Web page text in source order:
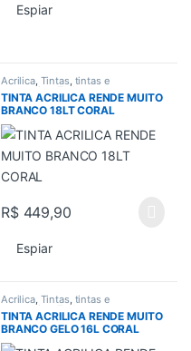
Espiar
Acrilica, Tintas, tintas e
acessorios,Todos
TINTA ACRILICA RENDE MUITO
BRANCO 18LT CORAL
R$449,90
Espiar
Acrilica, Tintas, tintas e
acessorios,Todos
TINTA ACRILICA RENDE MUITO
BRANCO GELO 16L CORAL